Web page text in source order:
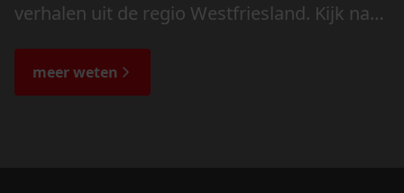
verhalen uit de regio Westfriesland. Kijk naar
de bijzondere verhalen.
meer weten